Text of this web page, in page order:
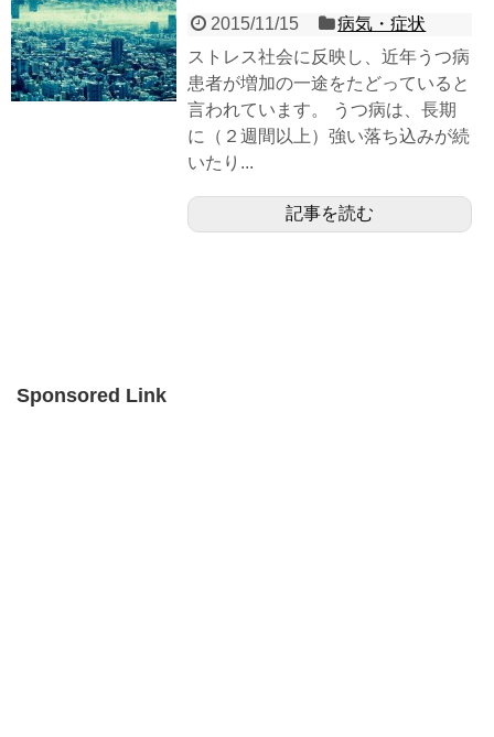
2015/11/15
病気・症状
ストレス社会に反映し、近年うつ病
患者が増加の一途をたどっていると
言われています。 うつ病は、長期
に（２週間以上）強い落ち込みが続
いたり...
記事を読む
Sponsored Link